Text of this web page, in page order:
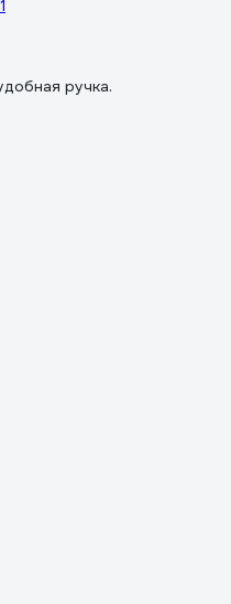
ручка.